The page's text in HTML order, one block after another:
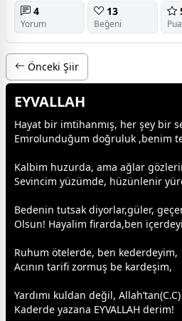
4
Yorum
13
Beğeni
Önceki Şiir
EYVALLAH
Hayat bir imtihanmış, her şey bir
Emrolunduğum doğruluk ,benim
Kalbim huzurda, ama ağlar
Sevincim yüzümde, hüzünlenir
Bedenin tutsak diyorlar,güler,
Olsun! Hayalim firarda,ben
Ruhum ötelerde, ben kederdeyim,
Acının tarifi zormuş be kardeşim,
Yardımı kuldan değil, Allah
Kaderde yazana EYVALLAH derim!